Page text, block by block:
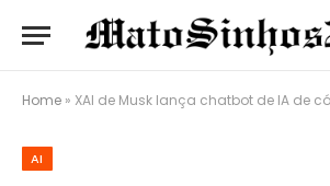
Home » XAI de Musk lança chatbot de IA de
AI